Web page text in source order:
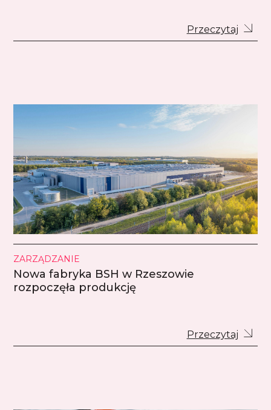
Przeczytaj
ZARZĄDZANIE
Nowa fabryka BSH w Rzeszowie
rozpoczęła produkcję
Przeczytaj